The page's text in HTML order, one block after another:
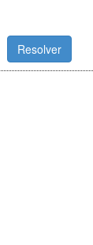
Resolver